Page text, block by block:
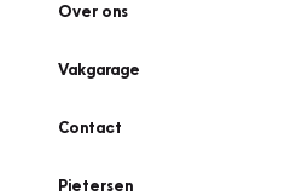
Over ons
Vakgarage
Contact
Pietersen